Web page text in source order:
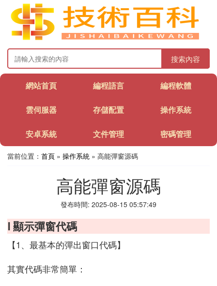
搜索內容
網站首頁 編程語言 編程軟體
雲伺服器 存儲配置 操作系統
安卓系統 文件管理 密碼管理
當前位置： 首頁 » 操作系統 » 高能彈窗源碼
高能彈窗源碼
發布時間: 2025-08-15 05:57:49
Ⅰ 顯示彈窗代碼
【1、最基本的彈出窗口代碼】
其實代碼非常簡單：